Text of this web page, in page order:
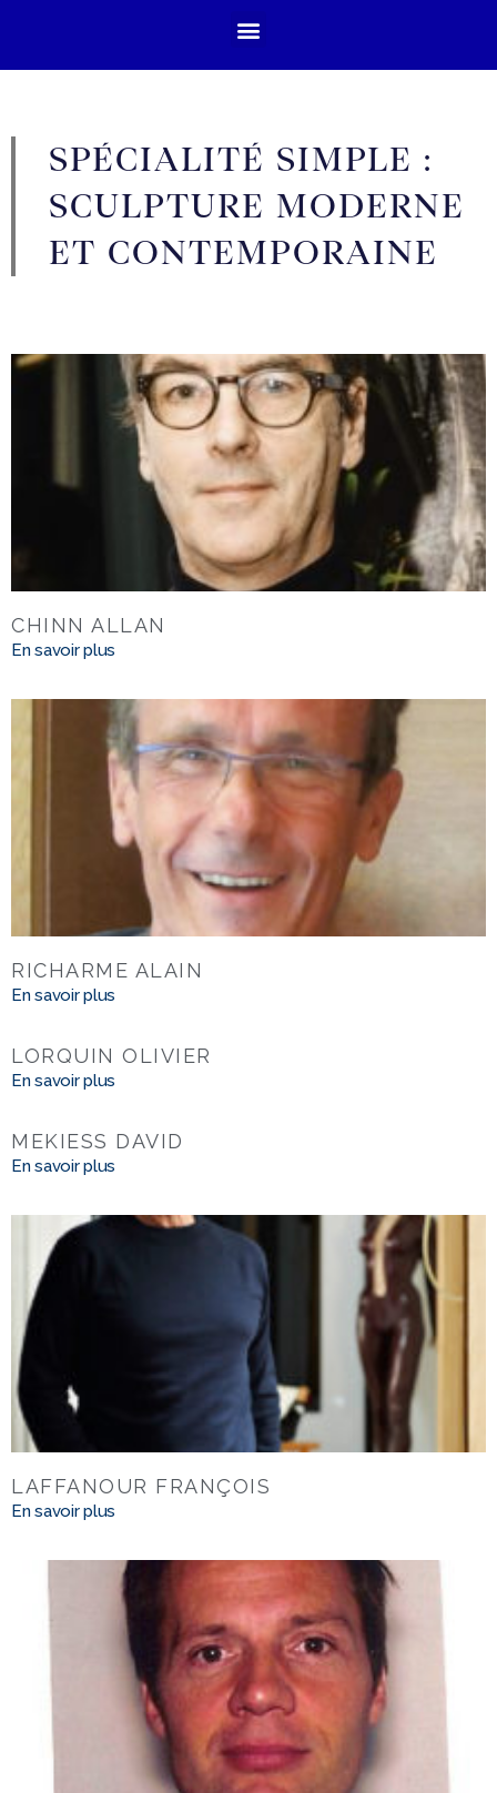
SPÉCIALITÉ SIMPLE :
SCULPTURE MODERNE
ET CONTEMPORAINE
CHINN ALLAN
En savoir plus
RICHARME ALAIN
En savoir plus
LORQUIN OLIVIER
En savoir plus
MEKIESS DAVID
En savoir plus
LAFFANOUR FRANÇOIS
En savoir plus